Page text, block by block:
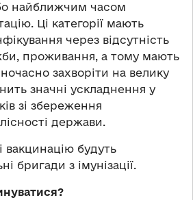
найближчим часом
Ці категорії мають
через відсутність
проживання, а тому мають
захворіти на велику
значні ускладнення у
зі збереження
держави.
будуть
бригади з імунізації.